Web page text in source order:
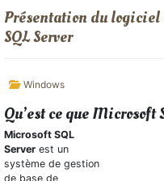
Présentation du logiciel
SQL Server
Windows
Qu’est ce que Microsoft
Microsoft SQL
Server est un
système de gestion
de base de